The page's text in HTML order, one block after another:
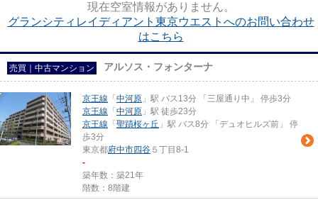
現在空室情報がありません。
グランシティレイディアント東京ウエストへのお問い合わせ
はこちら
売買｜中古マンション アルソス・フォンターナ
京王線 「 中河原 」駅 バス13分 「三屋通り中」 停歩3分
京王線 「 中河原 」駅 徒歩23分
京王線 「 聖蹟桜ヶ丘 」駅 バス8分 「デュオヒルズ前」 停
歩3分
東京都府中市四谷 ５丁目8-1
-
築年数：築21年
階数：8階建